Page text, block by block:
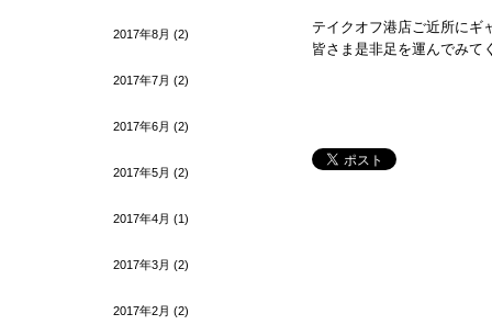
2017年8月 (2)
2017年7月 (2)
2017年6月 (2)
2017年5月 (2)
2017年4月 (1)
2017年3月 (2)
2017年2月 (2)
テイクオフ港店ご近所にギ
皆さま是非足を運んでみて